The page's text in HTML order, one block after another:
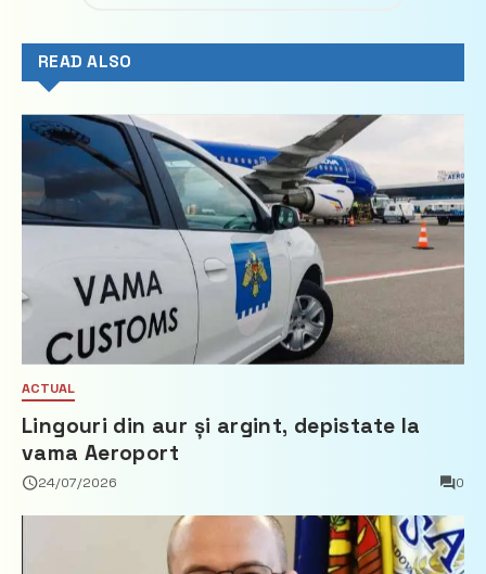
READ ALSO
ACTUAL
Lingouri din aur și argint, depistate la
vama Aeroport
24/07/2026 0